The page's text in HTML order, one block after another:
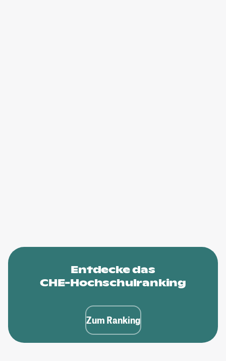
Entdecke das
CHE-Hochschulranking
Zum Ranking